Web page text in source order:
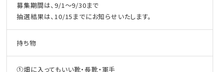
募集期間は、9/1～9/30まで
抽選結果は、10/15までにお知らせいたします。
持ち物
①畑に入ってもいい靴・長靴・軍手